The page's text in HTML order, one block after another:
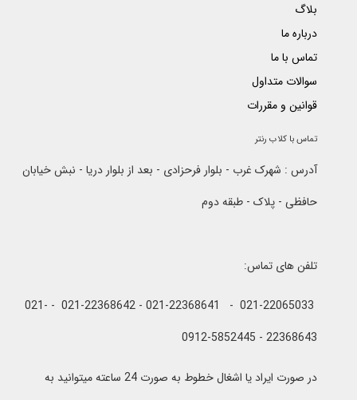
بلاگ
درباره ما
تماس با ما
سوالات متداول
قوانین و مقررات
تماس با کلاب رنتر
آدرس : شهرک غرب - بلوار فرحزادی - بعد از بلوار دریا - نبش خیابان
حافظی - پلاک - طبقه دوم
تلفن های تماس:
021-22065033 - 021-22368641 - 021-22368642 - 021-
22368643 - 0912-5852445
در صورت ایراد یا اشغال خطوط به صورت 24 ساعته میتوانید به